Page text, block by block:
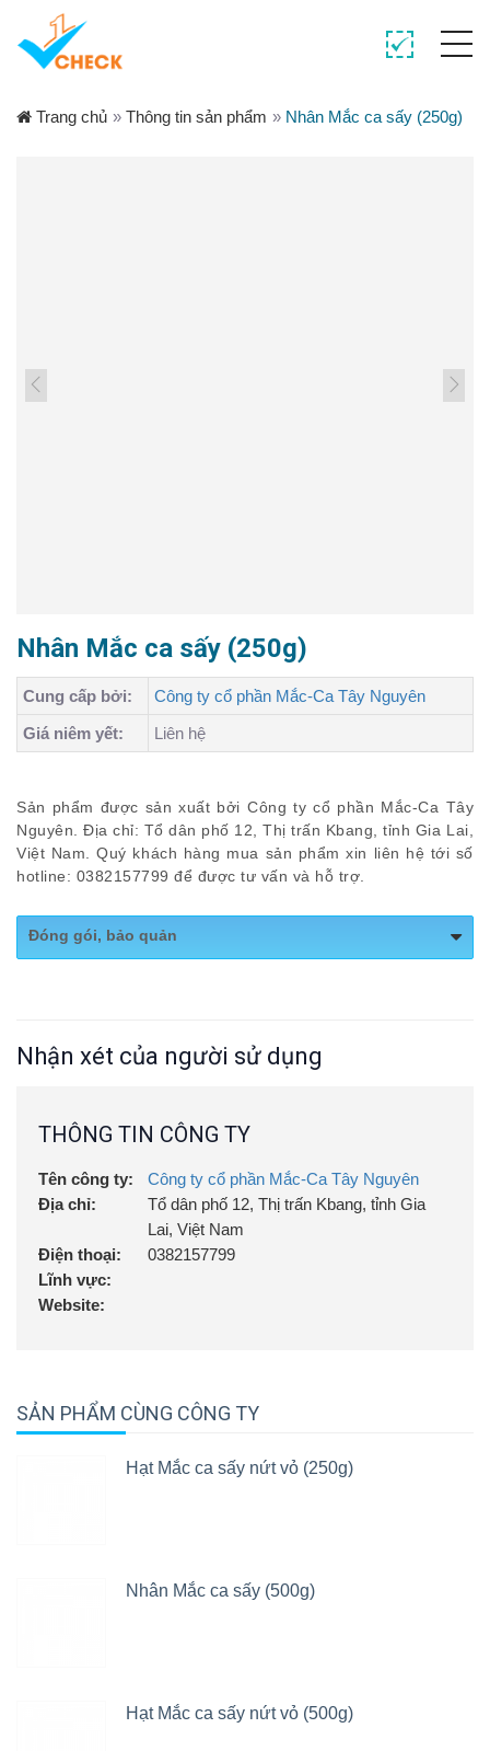
Trang chủ » Thông tin sản phẩm » Nhân Mắc ca sấy (250g)
Nhân Mắc ca sấy (250g)
Cung cấp bởi:
Công ty cổ phần Mắc-Ca Tây Nguyên
Giá niêm yết:
Liên hệ
Sản phẩm được sản xuất bởi Công ty cổ phần Mắc-Ca Tây
Nguyên. Địa chỉ: Tổ dân phố 12, Thị trấn Kbang, tỉnh Gia Lai,
Việt Nam. Quý khách hàng mua sản phẩm xin liên hệ tới số
hotline: 0382157799 để được tư vấn và hỗ trợ.
Đóng gói, bảo quản
Nhận xét của người sử dụng
THÔNG TIN CÔNG TY
Tên công ty:
Công ty cổ phần Mắc-Ca Tây Nguyên
Địa chỉ:
Tổ dân phố 12, Thị trấn Kbang, tỉnh Gia
Lai, Việt Nam
Điện thoại:
0382157799
Lĩnh vực:
Website:
SẢN PHẨM CÙNG CÔNG TY
Hạt Mắc ca sấy nứt vỏ (250g)
Nhân Mắc ca sấy (500g)
Hạt Mắc ca sấy nứt vỏ (500g)